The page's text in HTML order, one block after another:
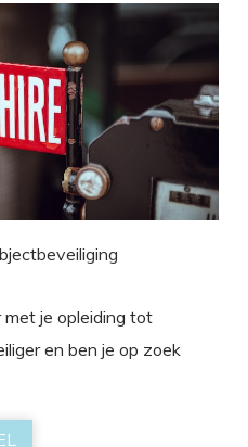
met je opleiding tot
en ben je op zoek